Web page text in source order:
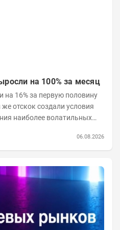
на 100% за месяц
16% за первую половину
отскок создали условия
наиболее волатильных
06.08.2026